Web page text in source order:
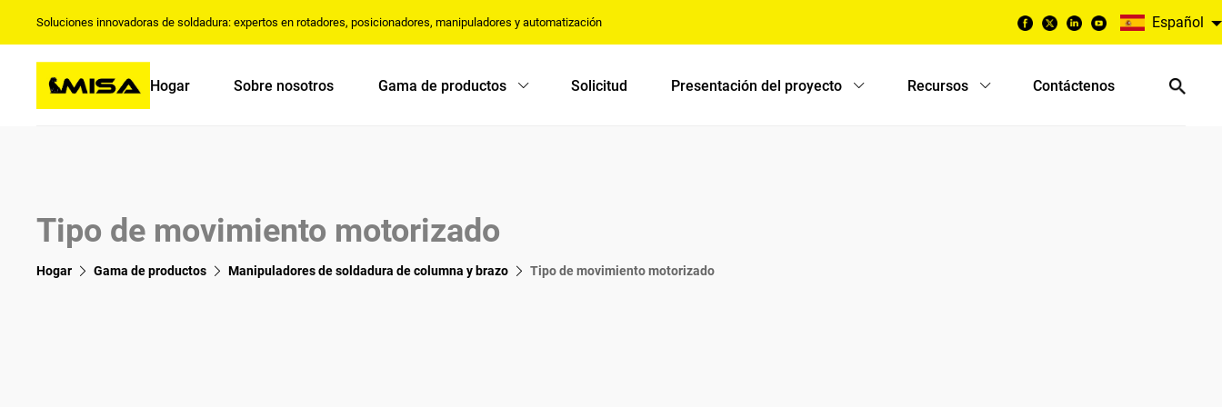
Soluciones innovadoras de soldadura: expertos en rotadores, posicionadores, manipuladores y automatización Español
Hogar Sobre nosotros Gama de productos Solicitud Presentación del proyecto Recursos Contáctenos
Tipo de movimiento motorizado
Hogar Gama de productos Manipuladores de soldadura de columna y brazo Tipo de movimiento motorizado